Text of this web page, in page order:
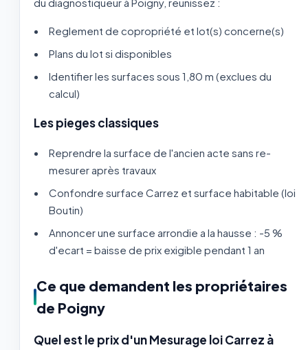
Reglement de copropriété et lot(s) concerne(s)
Plans du lot si disponibles
Identifier les surfaces sous 1,80 m (exclues du
calcul)
Les pieges classiques
Reprendre la surface de l'ancien acte sans re-
mesurer après travaux
Confondre surface Carrez et surface habitable (loi
Boutin)
Annoncer une surface arrondie a la hausse : -5 %
d'ecart = baisse de prix exigible pendant 1 an
Ce que demandent les propriétaires
de Poigny
Quel est le prix d'un Mesurage loi Carrez à